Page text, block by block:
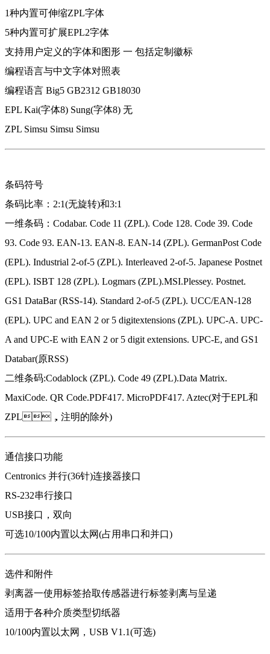
1种内置可伸缩ZPL字体
5种内置可扩展EPL2字体
支持用户定义的字体和图形 一 包括定制徽标
编程语言与中文字体对照表
编程语言 Big5 GB2312 GB18030
EPL Kai(字体8) Sung(字体8) 无
ZPL Simsu Simsu Simsu
条码符号
条码比率：2:1(无旋转)和3:1
一维条码：Codabar. Code 11 (ZPL). Code 128. Code 39. Code
93. Code 93. EAN-13. EAN-8. EAN-14 (ZPL). GermanPost Code
(EPL). Industrial 2-of-5 (ZPL). Interleaved 2-of-5. Japanese Postnet
(EPL). ISBT 128 (ZPL). Logmars (ZPL).MSI.Plessey. Postnet.
GS1 DataBar (RSS-14). Standard 2-of-5 (ZPL). UCC/EAN-128
(EPL). UPC and EAN 2 or 5 digitextensions (ZPL). UPC-A. UPC-
A and UPC-E with EAN 2 or 5 digit extensions. UPC-E, and GS1
Databar(原RSS)
二维条码:Codablock (ZPL). Code 49 (ZPL).Data Matrix.
MaxiCode. QR Code.PDF417. MicroPDF417. Aztec(对于EPL和
ZPL，注明的除外)
通信接口功能
Centronics 并行(36针)连接器接口
RS-232串行接口
USB接口，双向
可选10/100内置以太网(占用串口和并口)
选件和附件
剥离器一使用标签拾取传感器进行标签剥离与呈递
适用于各种介质类型切纸器
10/100内置以太网，USB V1.1(可选)